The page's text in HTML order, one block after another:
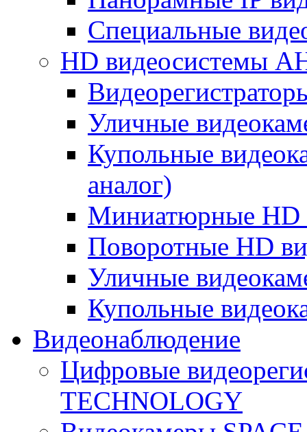
Специальные
HD видеосистемы
Уличные
Купольные
аналог)
Миниатюрные HD
Поворотные HD
Уличные
Купольные
Видеонаблюдение
Цифровые
TECHNOLOGY